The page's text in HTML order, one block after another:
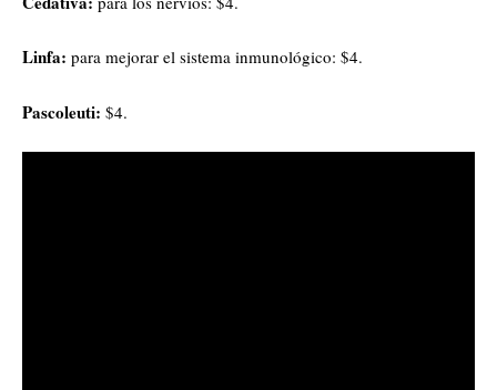
Linfa: para mejorar el sistema inmunológico: $4.
Pascoleuti: $4.